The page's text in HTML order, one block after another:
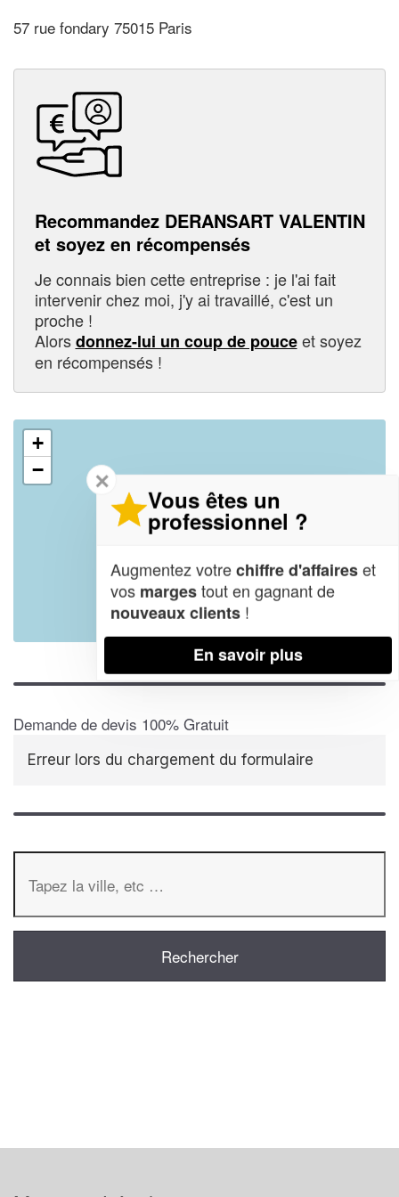
57 rue fondary 75015 Paris
Recommandez DERANSART VALENTIN
et soyez en récompensés
Je connais bien cette entreprise : je l'ai fait
intervenir chez moi, j'y ai travaillé, c'est un
proche !
Alorsdonnez-lui un coup de pouceet soyez
en récompensés !
+
−
Leaflet| Map data ©OpenStreetMap contributors,CC-BY-SA
Demande de devis 100% Gratuit
Erreur lors du chargement du formulaire
✕
Vous êtes un
professionnel ?
Augmentez votrechiffre d'affaireset
vos margestout en gagnant de
nouveaux clients !
En savoir plus